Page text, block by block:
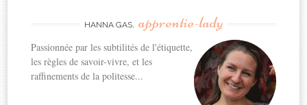
HANNA GAS, apprentie-lady
Passionnée par les subtilités de l'étiquette,
les règles de savoir-vivre, et les
raffinements de la politesse...